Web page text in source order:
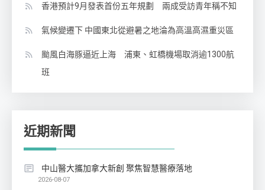
香港預計9月發表首份五年規劃 兩成受訪青年稱不知
氣候變遷下 中國東北從避暑之地淪為高溫高濕重災區
颱風白海豚逼近上海 浦東、虹橋機場取消逾1300航
班
近期新聞
中山醫大攜加拿大新創 聚焦智慧醫療落地
2026-08-07